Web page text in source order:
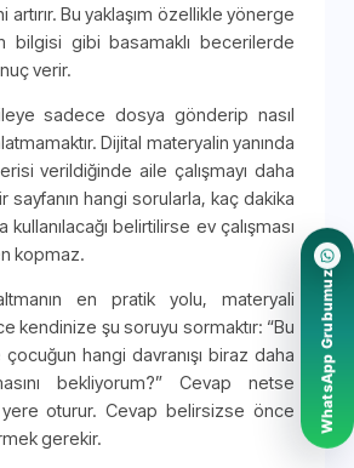
Bu yaklaşım özellikle yönerge
bilgisi gibi basamaklı becerilerde
verir.
sadece dosya gönderip nasıl
Dijital materyalin yanında
verildiğinde aile çalışmayı daha
sayfanın hangi sorularla, kaç dakika
belirtilirse ev çalışması
kopmaz.
en pratik yolu, materyali
kendinize şu soruyu sormaktır: “Bu
hangi davranışı biraz daha
bekliyorum?” Cevap netse
oturur. Cevap belirsizse önce
gerekir.
WhatsApp Grubumuz